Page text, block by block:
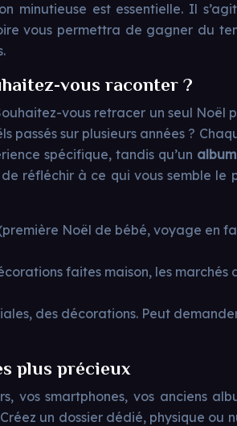
est essentielle. Il
vous permettra de gagner du
vous raconter ?
vous retracer un seul Noël
sur plusieurs années ?
spécifique, tandis qu’un
réfléchir à ce qui vous semble
Noël de bébé, voyage en
faites maison, les
des décorations. Peut
plus précieux
smartphones, vos anciens
un dossier dédié, physique ou